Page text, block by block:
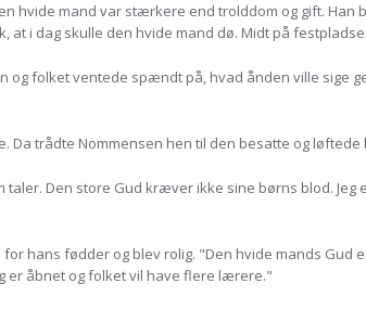
hvide mand var stærkere end trolddom og gift. Han
at i dag skulle den hvide mand dø. Midt på
folket ventede spændt på, hvad ånden ville sige
trådte Nommensen hen til den besatte og løftede
Den store Gud kræver ikke sine børns blod.
hans fødder og blev rolig. "Den hvide mands
er åbnet og folket vil have flere lærere."